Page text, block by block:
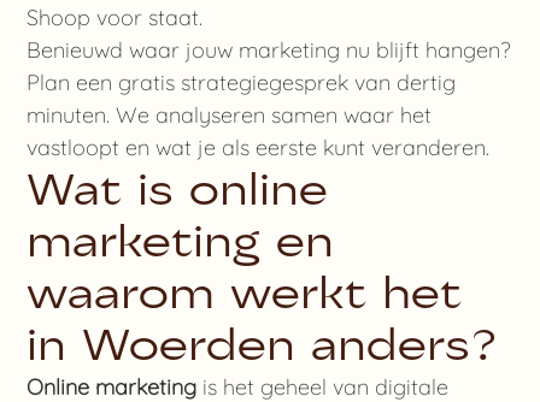
Shoop voor staat.
Benieuwd waar jouw marketing nu blijft hangen?
Plan een gratis strategiegesprek van dertig
minuten. We analyseren samen waar het
vastloopt en wat je als eerste kunt veranderen.
Wat is online
marketing en
waarom werkt het
in Woerden anders?
Online marketing is het geheel van digitale